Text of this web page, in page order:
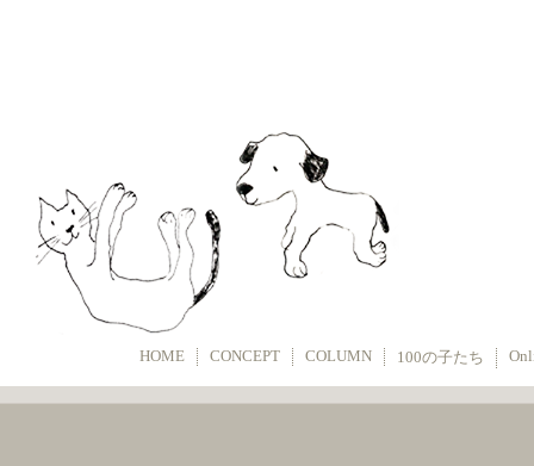
HOME CONCEPT COLUMN 100の子たち